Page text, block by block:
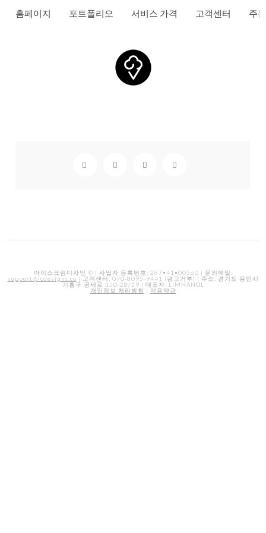
홈페이지 포트폴리오 서비스 가격 고객센터 주
Logos 식당/카페
아이스크림디자인 © | 사업자 등록번호: 287•41•00560 | 문의메일:
support@icdesigns.co | 고객센터: 070-8095-9441 (광고거부) | 주소: 경기도 용인시
기흥구 공세로 150-28/29 | 대표자: LIMHANOL
개인정보 처리방침 | 이용약관